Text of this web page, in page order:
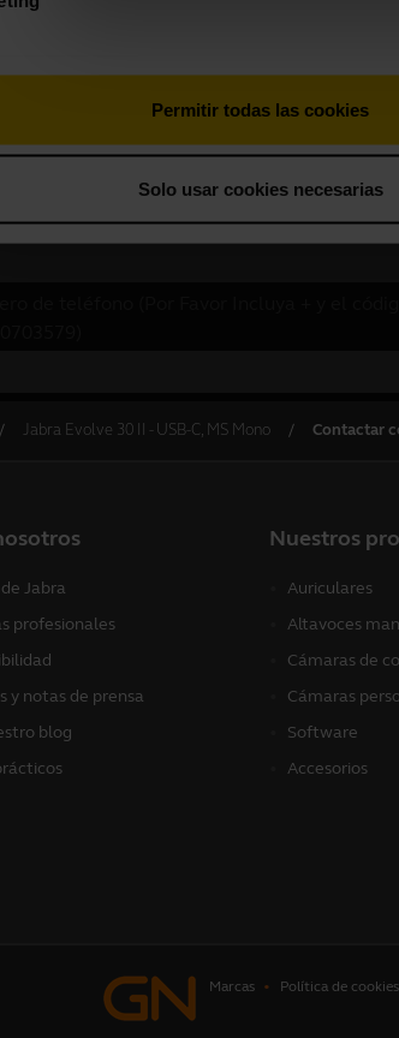
Jabra Evolve 30 II - USB-C, MS Mono Contactar
Jabra
profesionales
y notas de prensa
blog
Nuestros
Auriculares
Altavoces
Cámaras de
Cámaras
Software
Accesorios
Marcas Política de cookies